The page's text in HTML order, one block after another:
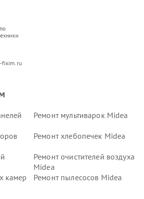
fixim.ru
Ремонт мультиварок Midea
Ремонт хлебопечек Midea
Ремонт очистителей воздуха
Midea
камер
Ремонт пылесосов Midea